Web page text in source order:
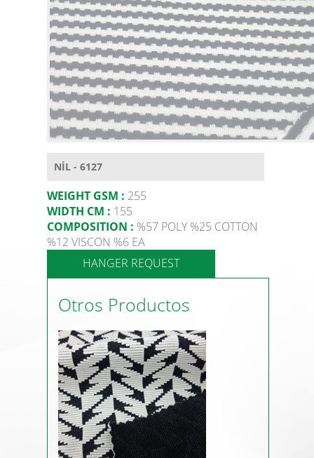
NİL - 6127
WEIGHT GSM : 255
WIDTH CM : 155
COMPOSITION : %57 POLY %25 COTTON
%12 VISCON %6 EA
HANGER REQUEST
Otros Productos